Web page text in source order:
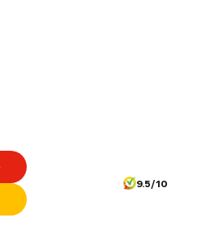
9.5/10